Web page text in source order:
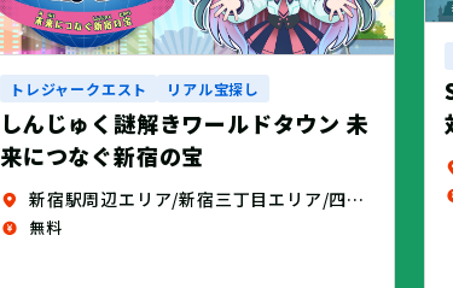
トレジャークエスト リアル宝探し
しんじゅく謎解きワールドタウン 未
来につなぐ新宿の宝
新宿駅周辺エリア/新宿三丁目エリア/四谷エリア
無料